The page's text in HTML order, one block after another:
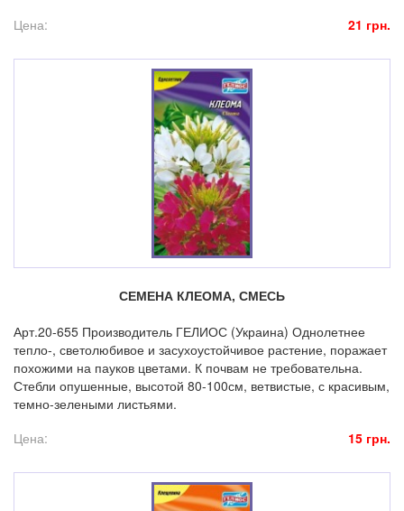
Цена:
21 грн.
СЕМЕНА КЛЕОМА, СМЕСЬ
Арт.20-655 Производитель ГЕЛИОС (Украина) Однолетнее
тепло-, светолюбивое и засухоустойчивое растение, поражает
похожими на пауков цветами. К почвам не требовательна.
Стебли опушенные, высотой 80-100см, ветвистые, с красивым,
темно-зелеными листьями.
Цена:
15 грн.